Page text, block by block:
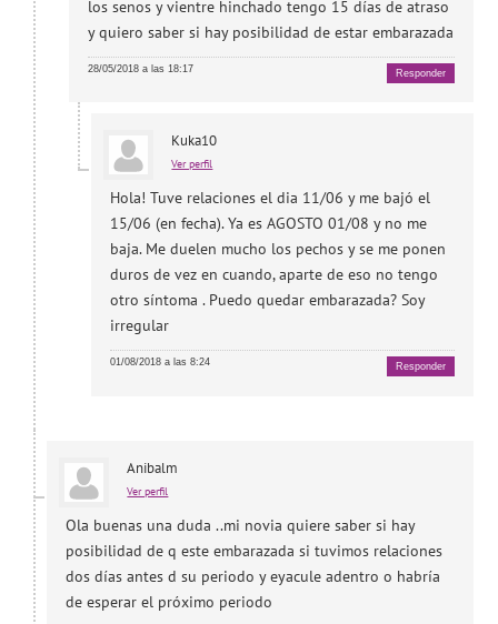
los senos y vientre hinchado tengo 15 días de atraso
y quiero saber si hay posibilidad de estar embarazada
28/05/2018 a las 18:17 Responder
Kuka10
Ver perfil
Hola! Tuve relaciones el dia 11/06 y me bajó el
15/06 (en fecha). Ya es AGOSTO 01/08 y no me
baja. Me duelen mucho los pechos y se me ponen
duros de vez en cuando, aparte de eso no tengo
otro síntoma . Puedo quedar embarazada? Soy
irregular
01/08/2018 a las 8:24 Responder
Anibalm
Ver perfil
Ola buenas una duda ..mi novia quiere saber si hay
posibilidad de q este embarazada si tuvimos relaciones
dos días antes d su periodo y eyacule adentro o habría
de esperar el próximo periodo